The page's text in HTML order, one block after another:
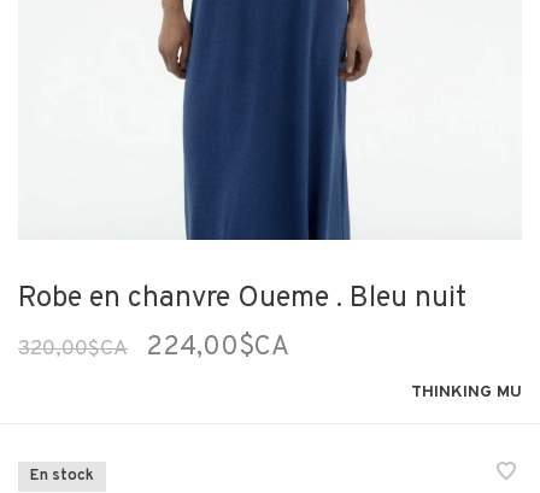
Robe en chanvre Oueme . Bleu nuit
320,00$CA 224,00$CA
THINKING MU
En stock